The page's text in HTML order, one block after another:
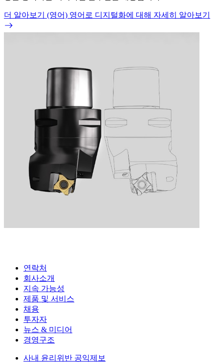
더 알아보기 (영어) 영어로 디지털화에 대해 자세히 알아보기
연락처
회사소개
지속 가능성
제품 및 서비스
채용
투자자
뉴스 & 미디어
경영구조
사내 윤리위반 공익제보